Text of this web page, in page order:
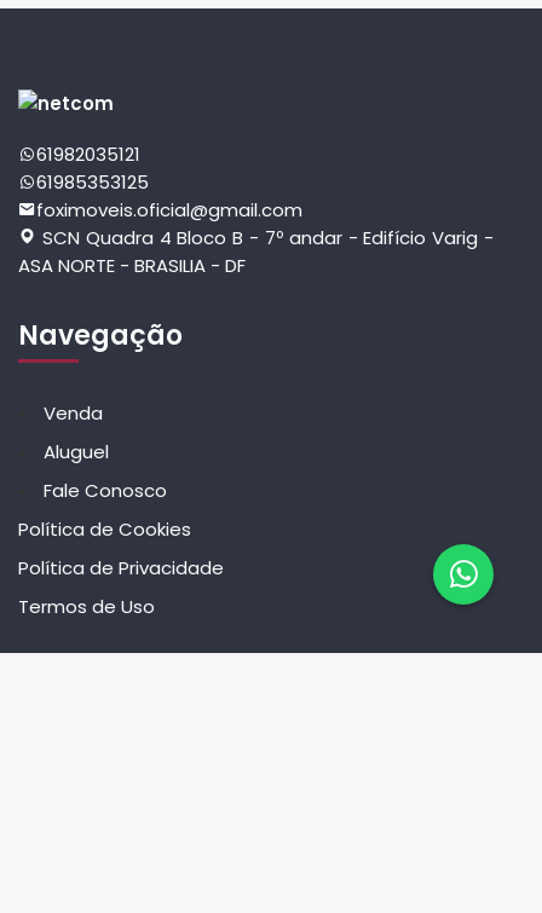
61982035121
61985353125
foximoveis.oficial@gmail.com
SCN Quadra 4 Bloco B - 7º andar - Edifício Varig -
ASA NORTE - BRASILIA - DF
Navegação
Venda
Aluguel
Fale Conosco
Política de Cookies
Política de Privacidade
Termos de Uso